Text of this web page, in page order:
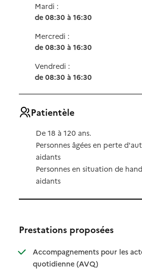
Mardi :
de 08:30 à 16:30
Mercredi :
de 08:30 à 16:30
Vendredi :
de 08:30 à 16:30
Patientèle
De 18 à 120 ans.
Personnes âgées en perte
aidants
Personnes en situation de
aidants
Prestations proposées
Accompagnements pour les
quotidienne (AVQ): disponible
: non disponible